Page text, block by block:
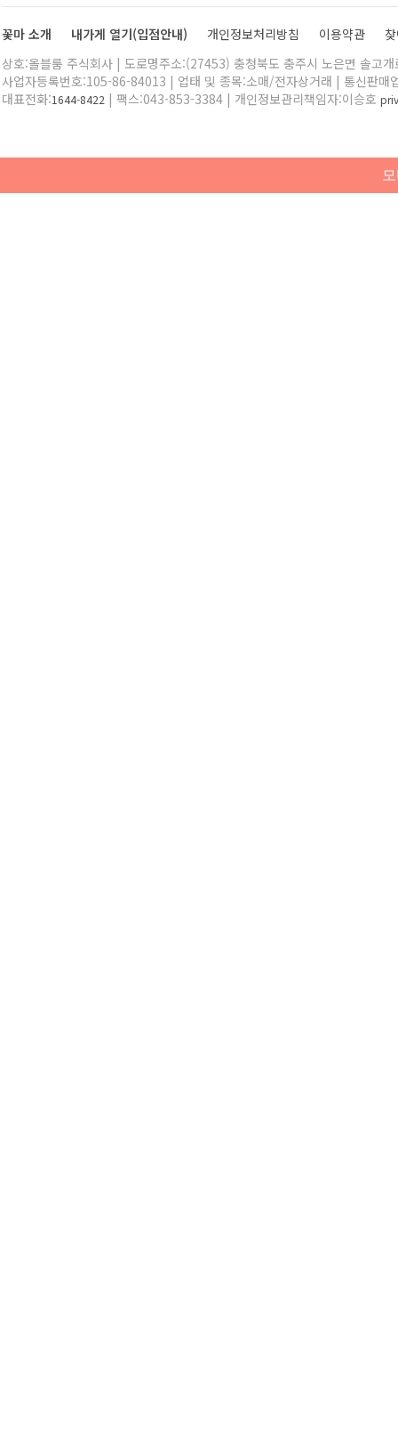
꽃마 소개 내가게 열기(입점안내) 개인정보처리방침 이용약관
상호:올블룸 주식회사 | 도로명주소:(27453) 충청북도 충주시 노은면 솔고
사업자등록번호:105-86-84013 | 업태 및 종목:소매/전자상거래 | 통신판매
대표전화:1644-8422 | 팩스:043-853-3384 | 개인정보관리책임자:이승호